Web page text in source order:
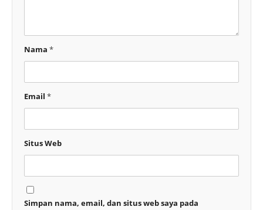
Nama *
Email *
Situs Web
Simpan nama, email, dan situs web saya pada